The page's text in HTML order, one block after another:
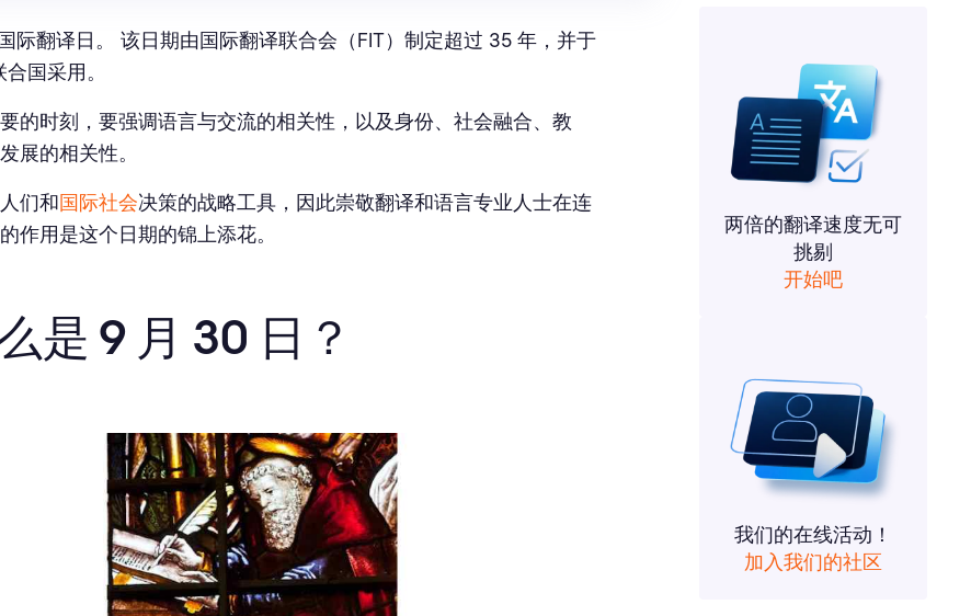
际翻译日。 该日期由国际翻译联合会（FIT）制定超过 35 年，并于
国采用。
的时刻，要强调语言与交流的相关性，以及身份、社会融合、教
展的相关性。
们和国际社会决策的战略工具，因此崇敬翻译和语言专业人士在连
作用是这个日期的锦上添花。
是 9 月 30 日？
两倍的翻译速度无可
挑剔
开始吧
我们的在线活动！
加入我们的社区